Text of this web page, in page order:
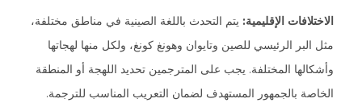
الاختلافات الإقليمية: يتم التحدث باللغة الصينية في مناطق مختلفة،
مثل البر الرئيسي للصين وتايوان وهونغ كونغ، ولكل منها لهجاتها
وأشكالها المختلفة. يجب على المترجمين تحديد اللهجة أو المنطقة
الخاصة بالجمهور المستهدف لضمان التعريب المناسب للترجمة.